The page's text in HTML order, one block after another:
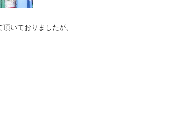
いておりましたが、